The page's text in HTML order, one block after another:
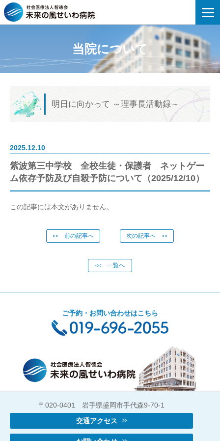
未来の風せいわ病院 | 紫波第三中学
当院について
明日に向かって ～理事長活動録～
2025.12.10
紫波第三中学校 全校生徒・保護者 ネットゲー
ム依存予防及び自殺予防について（2025/12/10）
この記事には本文がありません。
<< 前の記事へ 次の記事へ >>
<< 一覧へ
ご予約・お問い合わせはこちら
〒020-0401 岩手県盛岡市手代森9-70-1
交通アクセス